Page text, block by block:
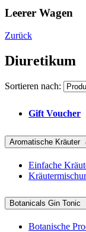
Leerer Wagen
Zurück
Diuretikum
Sortieren nach:
Gift Voucher
Aromatische Kräuter
Einfache
Botanicals Gin Tonic
Botanische